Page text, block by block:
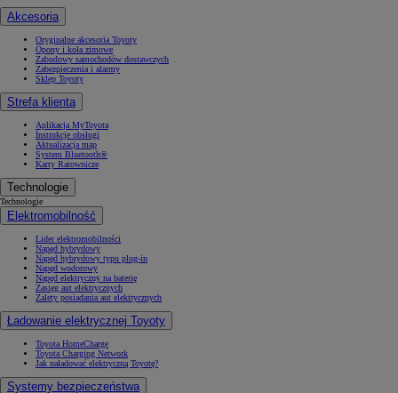
Akcesoria
Oryginalne akcesoria Toyoty
Opony i koła zimowe
Zabudowy samochodów dostawczych
Zabezpieczenia i alarmy
Sklep Toyoty
Strefa klienta
Aplikacja MyToyota
Instrukcje obsługi
Aktualizacja map
System Bluetooth®
Karty Ratownicze
Technologie
Technologie
Elektromobilność
Lider elektromobilności
Napęd hybrydowy
Napęd hybrydowy typu plug-in
Napęd wodorowy
Napęd elektryczny na baterię
Zasięg aut elektrycznych
Zalety posiadania aut elektrycznych
Ładowanie elektrycznej Toyoty
Toyota HomeCharge
Toyota Charging Network
Jak naładować elektryczną Toyotę?
Systemy bezpieczeństwa